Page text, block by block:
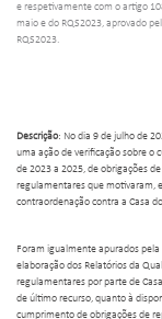
e respetivamente com o artigo
maio e do RQS2023, aprovado
RQS2023.
Descrição: No dia 9 de julho de
uma ação de verificação sobre o
de 2023 a 2025, de obrigações
regulamentares que motivaram,
contraordenação contra a Casa
Foram igualmente apurados pela
elaboração dos Relatórios da
regulamentares por parte de
de último recurso, quanto à
cumprimento de obrigações de